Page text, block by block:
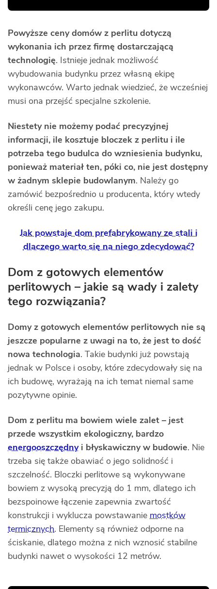
Powyższe ceny domów z perlitu dotyczą
wykonania ich przez firmę dostarczającą
technologię. Istnieje jednak możliwość
wybudowania budynku przez własną ekipę
wykonawców. Warto jednak wiedzieć, że wcześniej
musi ona przejść specjalne szkolenie.
Niestety nie możemy podać precyzyjnej
informacji, ile kosztuje bloczek z perlitu i ile
potrzeba tego budulca do wzniesienia budynku,
ponieważ materiał ten, póki co, nie jest dostępny
w żadnym sklepie budowlanym. Należy go
zamówić bezpośrednio u producenta, który wtedy
określi cenę jego zakupu.
Jak powstaje dom prefabrykowany ze stali i
dlaczego warto się na niego zdecydować?
Dom z gotowych elementów
perlitowych – jakie są wady i zalety
tego rozwiązania?
Domy z gotowych elementów perlitowych nie są
jeszcze popularne z uwagi na to, że jest to dość
nowa technologia. Takie budynki już powstają
jednak w Polsce i osoby, które zdecydowały się na
ich budowę, wyrażają na ich temat niemal same
pozytywne opinie.
Dom z perlitu ma bowiem wiele zalet – jest
przede wszystkim ekologiczny, bardzo
energooszczędnyi błyskawiczny w budowie. Nie
trzeba się także obawiać o jego solidność i
szczelność. Bloczki perlitowe są wykonywane
bowiem z wysoką precyzją do 1 mm, dlatego ich
bezspoinowe łączenie zapewnia zwartość
konstrukcji i wyklucza powstawanie mostków
termicznych. Elementy są również odporne na
ściskanie, dlatego można z nich wznosić stabilne
budynki nawet o wysokości 12 metrów.